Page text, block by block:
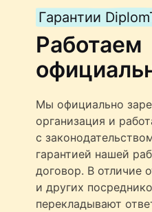
Гарантии
Работаем
Мы официально
организация и
с
гарантией нашей
договор. В отличие
и других
перекладывают